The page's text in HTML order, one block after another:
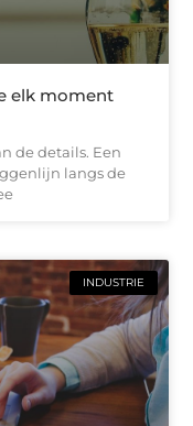
elk moment
de details. Een
langs de
INDUSTRIE